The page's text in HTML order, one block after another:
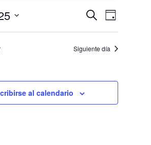
Navegación
de
búsqueda
y
vistas
Buscar
de
vistas
Evento
Día
Siguiente día
al calendario